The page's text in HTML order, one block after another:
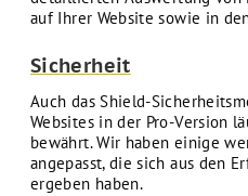
auf Ihrer Website sowie in
Sicherheit
Auch das Shield-
Websites in der Pro-Version
bewährt. Wir haben einige
angepasst, die sich aus den
ergeben haben.